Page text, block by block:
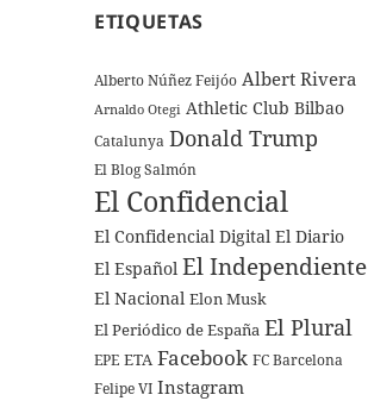
ETIQUETAS
Alberto Núñez Feijóo Albert Rivera
Arnaldo Otegi Athletic Club Bilbao
Catalunya Donald Trump
El Blog Salmón
El Confidencial
El Confidencial Digital El Diario
El Español El Independiente
El Nacional Elon Musk
El Periódico de España El Plural
EPE ETA Facebook FC Barcelona
Felipe VI Instagram